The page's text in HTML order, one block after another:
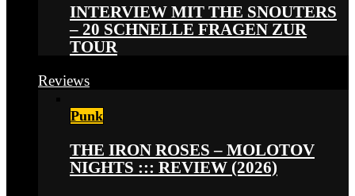
INTERVIEW MIT THE SNOUTERS
– 20 SCHNELLE FRAGEN ZUR
TOUR
Reviews
Punk
THE IRON ROSES – MOLOTOV
NIGHTS ::: REVIEW (2026)